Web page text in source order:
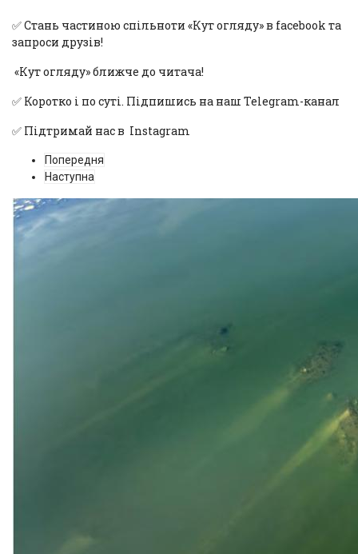
✅ Стань частиною спільноти «Кут огляду» в facebook та
запроси друзів!
«Кут огляду» ближче до читача!
✅ Коротко і по суті. Підпишись на наш Telegram-канал
✅ Підтримай нас в Instagram
Попередня
Наступна